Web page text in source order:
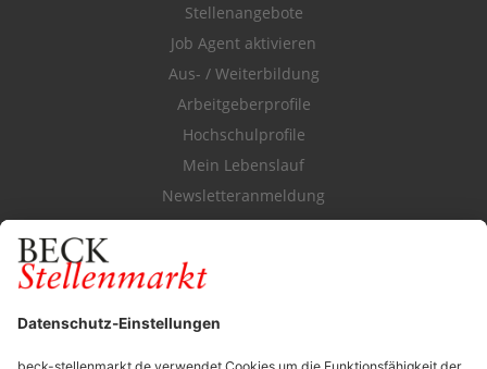
Stellenangebote
Job Agent aktivieren
Aus- / Weiterbildung
Arbeitgeberprofile
Hochschulprofile
Mein Lebenslauf
Newsletteranmeldung
Durchsuchen Sie den Stellenkatalog
FÜR ARBEITGEBER
Stellenmarktpreise
Anzeigen-AGB